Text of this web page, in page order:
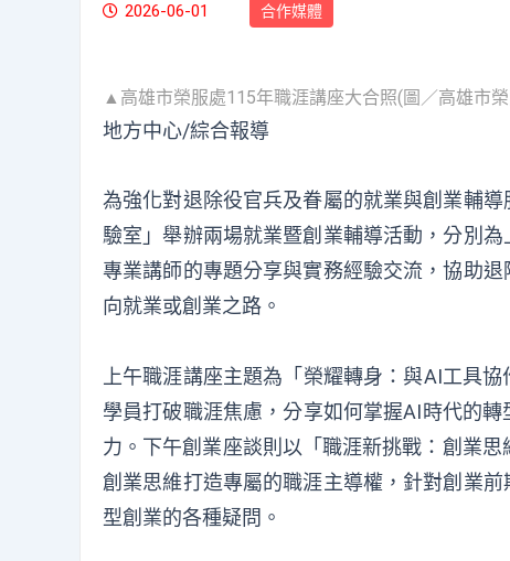
2026-06-01 合作媒體
▲高雄市榮服處115年職涯講座大合照(圖／高雄市
地方中心/綜合報導
為強化對退除役官兵及眷屬的就業與創業輔
驗室」舉辦兩場就業暨創業輔導活動，分別
專業講師的專題分享與實務經驗交流，協助
向就業或創業之路。
上午職涯講座主題為「榮耀轉身：與AI工具
學員打破職涯焦慮，分享如何掌握AI時代的
力。下午創業座談則以「職涯新挑戰：創業
創業思維打造專屬的職涯主導權，針對創業
型創業的各種疑問。